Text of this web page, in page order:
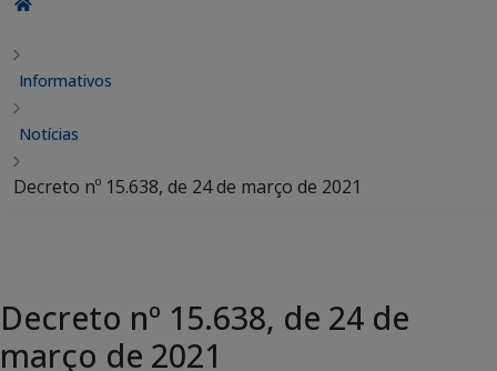
Informativos
Notícias
Decreto nº 15.638, de 24 de março de 2021
Decreto nº 15.638, de 24 de
março de 2021